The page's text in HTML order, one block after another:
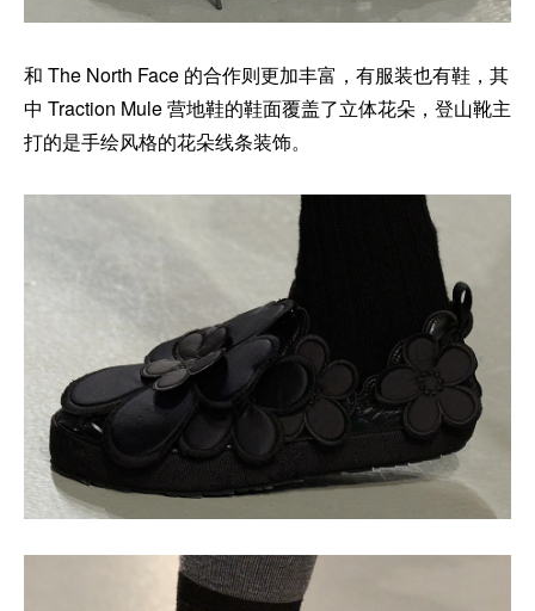
和 The North Face 的合作则更加丰富，有服装也有鞋，其
中 Traction Mule 营地鞋的鞋面覆盖了立体花朵，登山靴主
打的是手绘风格的花朵线条装饰。